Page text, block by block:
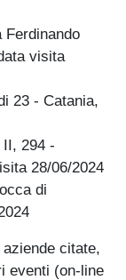
Ferdinando
visita
23 - Catania,
II, 294 -
28/06/2024
di
citate,
eventi (on-line